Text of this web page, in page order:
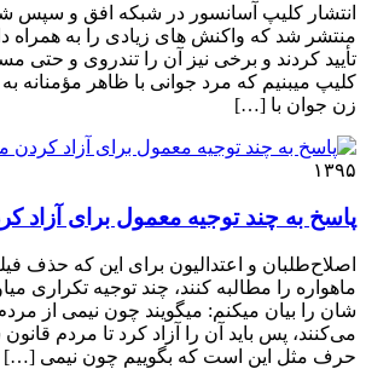
انتشار کلیپ آسانسور در شبکه افق و سپس
منتشر شد که واکنش های زیادی را به همراه
تأیید کردند و برخی نیز آن را تندروی و حتی
کلیپ میبنیم که مرد جوانی با ظاهر مؤمنانه
زن جوان با […]
۱۳۹۵
پاسخ به چند توجیه معمول برای آزاد
اصلاح‌طلبان و اعتدالیون برای این که حذف
ماهواره را مطالبه کنند، چند توجیه تکراری
شان را بیان میکنم: میگویند چون نیمی از
می‌کنند، پس باید آن را آزاد کرد تا مردم
حرف مثل این است که بگوییم چون نیمی […]